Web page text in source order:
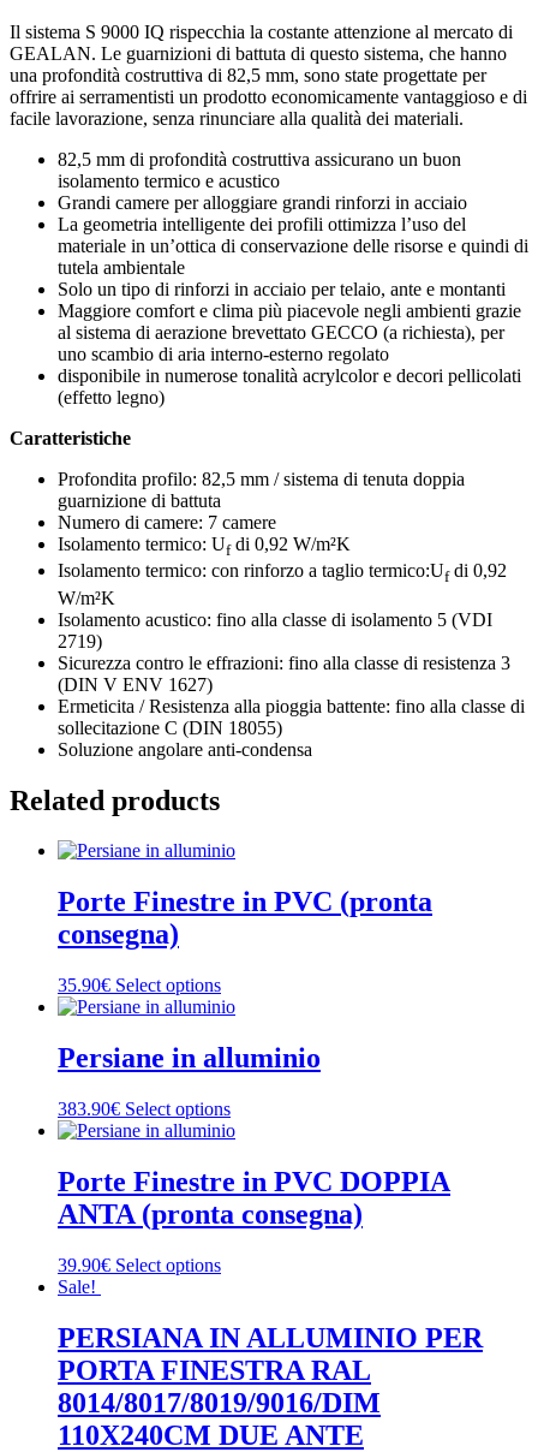
Il sistema S 9000 IQ rispecchia la costante attenzione al mercato di
GEALAN. Le guarnizioni di battuta di questo sistema, che hanno
una profondità costruttiva di 82,5 mm, sono state progettate per
offrire ai serramentisti un prodotto economicamente vantaggioso e di
facile lavorazione, senza rinunciare alla qualità dei materiali.
82,5 mm di profondità costruttiva assicurano un buon
isolamento termico e acustico
Grandi camere per alloggiare grandi rinforzi in acciaio
La geometria intelligente dei profili ottimizza l’uso del
materiale in un’ottica di conservazione delle risorse e quindi di
tutela ambientale
Solo un tipo di rinforzi in acciaio per telaio, ante e montanti
Maggiore comfort e clima più piacevole negli ambienti grazie
al sistema di aerazione brevettato GECCO (a richiesta), per
uno scambio di aria interno-esterno regolato
disponibile in numerose tonalità acrylcolor e decori pellicolati
(effetto legno)
Caratteristiche
Profondita profilo: 82,5 mm / sistema di tenuta doppia
guarnizione di battuta
Numero di camere: 7 camere
Isolamento termico: Ufdi 0,92 W/m²K
Isolamento termico: con rinforzo a taglio termico:Ufdi 0,92
W/m²K
Isolamento acustico: fino alla classe di isolamento 5 (VDI
2719)
Sicurezza contro le effrazioni: fino alla classe di resistenza 3
(DIN V ENV 1627)
Ermeticita / Resistenza alla pioggia battente: fino alla classe di
sollecitazione C (DIN 18055)
Soluzione angolare anti-condensa
Related products
Porte Finestre in PVC (pronta
consegna)
35.90€ Select options
Persiane in alluminio
383.90€ Select options
Porte Finestre in PVC DOPPIA
ANTA (pronta consegna)
39.90€ Select options
Sale!
PERSIANA IN ALLUMINIO PER
PORTA FINESTRA RAL
8014/8017/8019/9016/DIM
110X240CM DUE ANTE